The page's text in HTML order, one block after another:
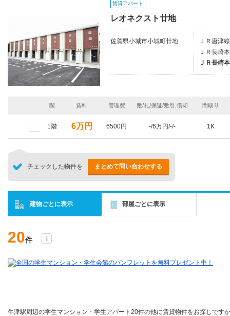
賃貸アパート
レオネクスト廿地
佐賀県小城市小城町廿地
ＪＲ唐津
ＪＲ長崎
ＪＲ長崎
階 賃料 管理費 敷/礼/保証/敷引,償却 間取り
1階 6万円 6500円 -/6万円/-/- 1K
チェックした物件を まとめて問い合わせする
建物ごとに表示 部屋ごとに表示
20件
牛津駅周辺の学生マンション・学生アパート20件の他に賃貸物件をお探しで